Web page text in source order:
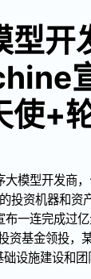
型开
使+
模型开发商
投资机器和资
一连完成过
资基金领投，
设施建设和团